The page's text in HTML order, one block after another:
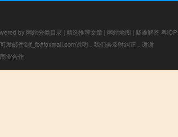
by 网站分类目录 | 精选推荐文章 | 网站地图 | 疑难解答 粤
发邮件到f_fb#foxmail.com说明，我们会及时纠正，谢谢
业合作